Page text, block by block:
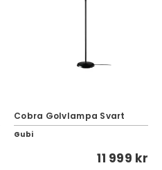
Cobra Golvlampa Svart
Gubi
11 999 kr